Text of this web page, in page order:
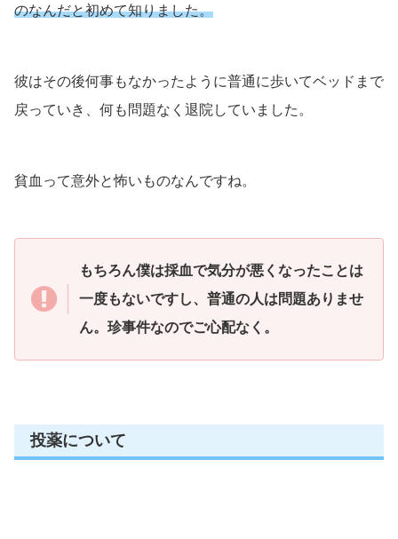
のなんだと初めて知りました。
彼はその後何事もなかったように普通に歩いてベッドまで
戻っていき、何も問題なく退院していました。
貧血って意外と怖いものなんですね。
もちろん僕は採血で気分が悪くなったことは
一度もないですし、普通の人は問題ありませ
ん。珍事件なのでご心配なく。
投薬について